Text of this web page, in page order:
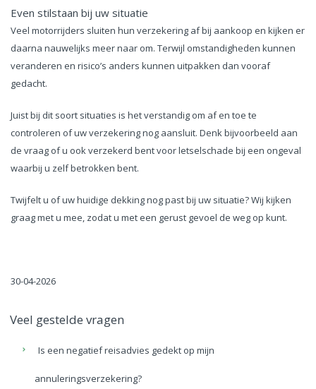
Even stilstaan bij uw situatie
Veel motorrijders sluiten hun verzekering af bij aankoop en kijken er
daarna nauwelijks meer naar om. Terwijl omstandigheden kunnen
veranderen en risico’s anders kunnen uitpakken dan vooraf
gedacht.
Juist bij dit soort situaties is het verstandig om af en toe te
controleren of uw verzekering nog aansluit. Denk bijvoorbeeld aan
de vraag of u ook verzekerd bent voor letselschade bij een ongeval
waarbij u zelf betrokken bent.
Twijfelt u of uw huidige dekking nog past bij uw situatie? Wij kijken
graag met u mee, zodat u met een gerust gevoel de weg op kunt.
30-04-2026
Veel gestelde vragen
Is een negatief reisadvies gedekt op mijn
annuleringsverzekering?